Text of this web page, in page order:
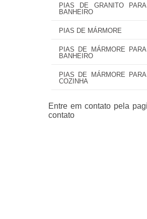
PIAS DE GRANITO PARA
BANHEIRO
PIAS DE MÁRMORE
PIAS DE MÁRMORE PARA
BANHEIRO
PIAS DE MÁRMORE PARA
COZINHA